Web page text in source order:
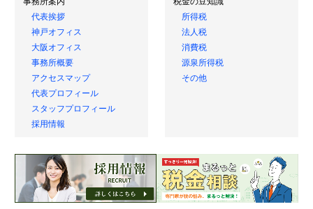
代表挨拶
神戸オフィス
大阪オフィス
事務所概要
アクセスマップ
代表プロフィール
スタッフプロフィール
採用情報
所得税
法人税
消費税
源泉所得税
その他